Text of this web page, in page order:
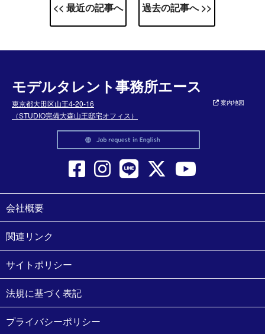
<< 最近の記事へ 過去の記事へ >>
モデルタレント事務所エース
東京都大田区山王4-20-16
（STUDIO完備大森山王邸宅オフィス）
案内地図
会社概要
関連リンク
サイトポリシー
法規に基づく表記
プライバシーポリシー